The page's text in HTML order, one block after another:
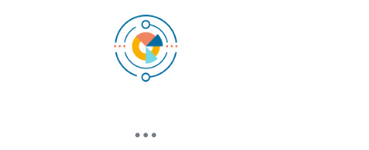
...